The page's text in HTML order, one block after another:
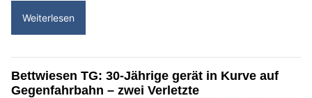
Weiterlesen
Bettwiesen TG: 30-Jährige gerät in Kurve auf
Gegenfahrbahn – zwei Verletzte